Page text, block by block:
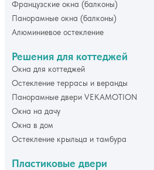
Французские окна (балконы)
Панорамные окна (балконы)
Алюминиевое остекление
Решения для коттеджей
Окна для коттеджей
Остекление террасы и веранды
Панорамные двери VEKAMOTION
Окна на дачу
Окна в дом
Остекление крыльца и тамбура
Пластиковые двери